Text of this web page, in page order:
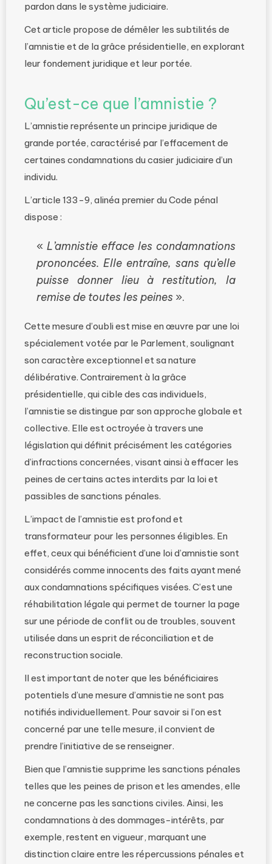
pardon dans le système judiciaire.
Cet article propose de démêler les subtilités de
l’amnistie et de la grâce présidentielle, en explorant
leur fondement juridique et leur portée.
Qu’est-ce que l’amnistie ?
L’amnistie représente un principe juridique de
grande portée, caractérisé par l’effacement de
certaines condamnations du casier judiciaire d’un
individu.
L’article 133-9, alinéa premier du Code pénal
dispose :
« L’amnistie efface les condamnations
prononcées. Elle entraîne, sans qu’elle
puisse donner lieu à restitution, la
remise de toutes les peines ».
Cette mesure d’oubli est mise en œuvre par une loi
spécialement votée par le Parlement, soulignant
son caractère exceptionnel et sa nature
délibérative. Contrairement à la grâce
présidentielle, qui cible des cas individuels,
l’amnistie se distingue par son approche globale et
collective. Elle est octroyée à travers une
législation qui définit précisément les catégories
d’infractions concernées, visant ainsi à effacer les
peines de certains actes interdits par la loi et
passibles de sanctions pénales.
L’impact de l’amnistie est profond et
transformateur pour les personnes éligibles. En
effet, ceux qui bénéficient d’une loi d’amnistie sont
considérés comme innocents des faits ayant mené
aux condamnations spécifiques visées. C’est une
réhabilitation légale qui permet de tourner la page
sur une période de conflit ou de troubles, souvent
utilisée dans un esprit de réconciliation et de
reconstruction sociale.
Il est important de noter que les bénéficiaires
potentiels d’une mesure d’amnistie ne sont pas
notifiés individuellement. Pour savoir si l’on est
concerné par une telle mesure, il convient de
prendre l’initiative de se renseigner.
Bien que l’amnistie supprime les sanctions pénales
telles que les peines de prison et les amendes, elle
ne concerne pas les sanctions civiles. Ainsi, les
condamnations à des dommages-intérêts, par
exemple, restent en vigueur, marquant une
distinction claire entre les répercussions pénales et